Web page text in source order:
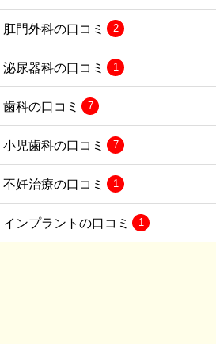
肛門外科の口コミ 2
泌尿器科の口コミ 1
歯科の口コミ 7
小児歯科の口コミ 7
不妊治療の口コミ 1
インプラントの口コミ 1